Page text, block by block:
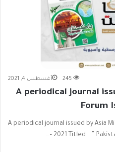
أغسطس 4, 2021
A periodical journal
Forum
A periodical journal issued by Asia
– 2021 Titled : ”